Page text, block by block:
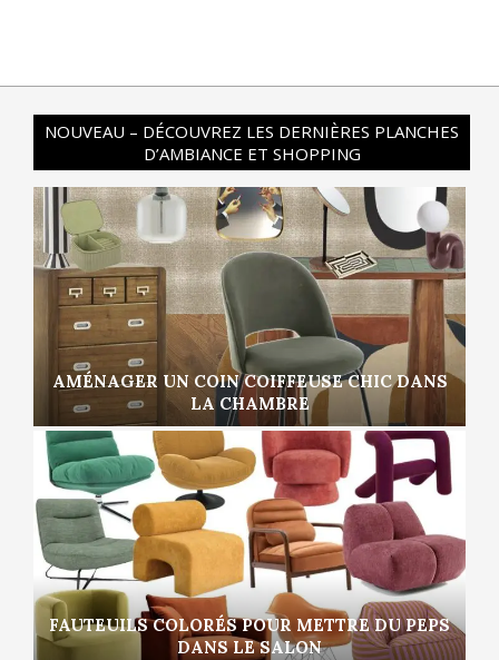
NOUVEAU – DÉCOUVREZ LES DERNIÈRES PLANCHES
D’AMBIANCE ET SHOPPING
AMÉNAGER UN COIN COIFFEUSE CHIC DANS
LA CHAMBRE
FAUTEUILS COLORÉS POUR METTRE DU PEPS
DANS LE SALON